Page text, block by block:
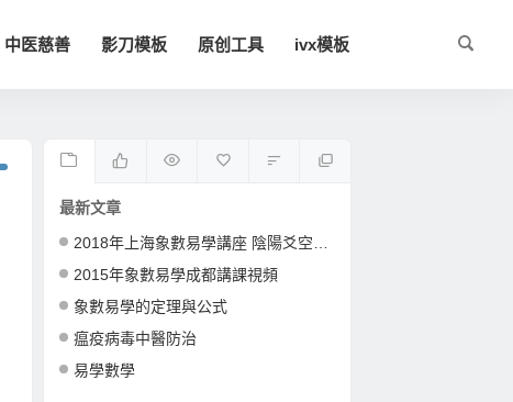
中医慈善 影刀模板 原创工具 ivx模板
最新文章
2018年上海象數易學講座 陰陽爻空間卦形
2015年象數易學成都講課視頻
象數易學的定理與公式
瘟疫病毒中醫防治
易學數學